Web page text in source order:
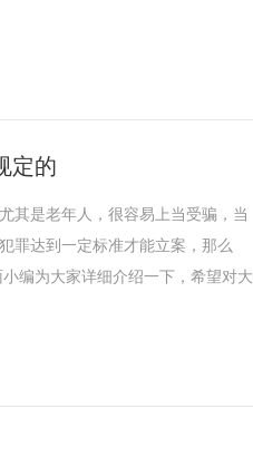
定的
是老年人，很容易上当受骗，当
罪达到一定标准才能立案，那么
编为大家详细介绍一下，希望对大